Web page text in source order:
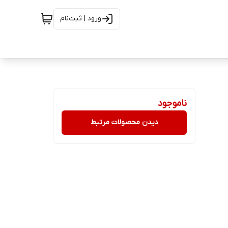
ورود | ثبت‌نام
ناموجود
دیدن محصولات مرتبط